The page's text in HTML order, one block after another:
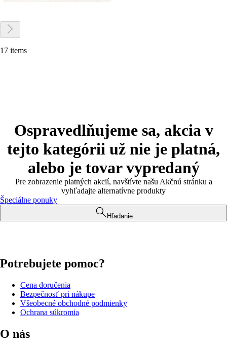
17 items
Ospravedlňujeme sa, akcia v
tejto kategórii už nie je platná,
alebo je tovar vypredaný
Pre zobrazenie platných akcií, navštívte našu Akčnú stránku a
vyhľadajte alternatívne produkty
Špeciálne ponuky
Hľadanie
Potrebujete pomoc?
Cena doručenia
Bezpečnosť pri nákupe
Všeobecné obchodné podmienky
Ochrana súkromia
O nás